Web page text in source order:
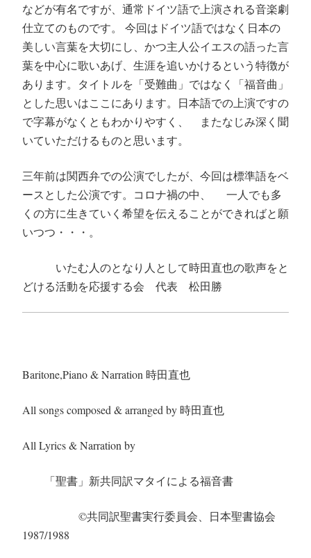
などが有名ですが、通常ドイツ語で上演される音楽劇
仕立てのものです。 今回はドイツ語ではなく日本の
美しい言葉を大切にし、かつ主人公イエスの語った言
葉を中心に歌いあげ、生涯を追いかけるという特徴が
あります。タイトルを「受難曲」ではなく「福音曲」
とした思いはここにあります。日本語での上演ですの
で字幕がなくともわかりやすく、 またなじみ深く聞
いていただけるものと思います。
三年前は関西弁での公演でしたが、今回は標準語をベ
ースとした公演です。コロナ禍の中、
一人でも多
くの方に生きていく希望を伝えることができればと願
いつつ・・・。
いたむ人のとなり人として時田直也の歌声をと
どける活動を応援する会 代表 松田勝
Baritone,Piano & Narration 時田直也
All songs composed & arranged by 時田直也
All Lyrics & Narration by
「聖書」新共同訳マタイによる福音書
©︎共同訳聖書実行委員会、日本聖書協会
1987/1988